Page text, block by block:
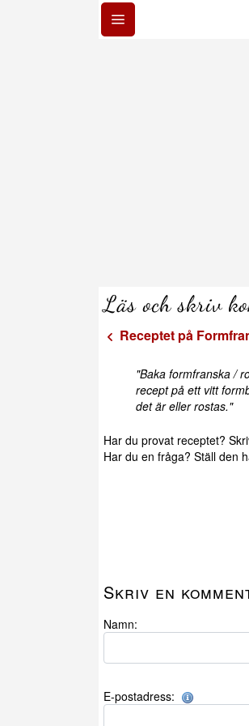
Läs och skriv
Receptet på
"Baka formfranska /
recept på ett vitt
det är eller rostas."
Har du provat receptet?
Har du en fråga? Ställ den
Skriv en
Namn:
E-postadress: